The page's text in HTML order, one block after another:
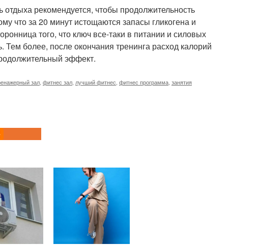
рекомендуется, чтобы продолжительность
что за 20 минут истощаются запасы гликогена и
того, что ключ все-таки в питании и силовых
более, после окончания тренинга расход калорий
эффект.
зал фитнес зал лучший фитнес фитнес программа занятия